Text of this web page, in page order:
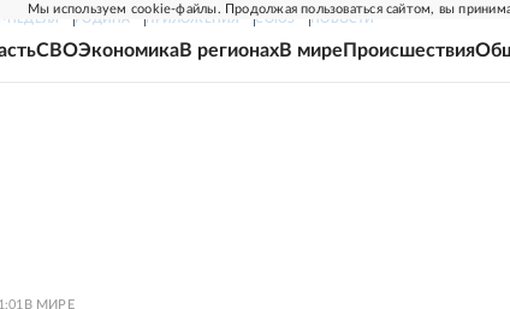
Мы используем cookie-файлы. Продолжая пользоваться сайтом, вы
НЕДЕЛЯ РОДИНА ПРИЛОЖЕНИЯ СОЮЗ НОВОСТИ
СВОЭкономикаВ регионахВ мире Происшествия
В МИРЕ